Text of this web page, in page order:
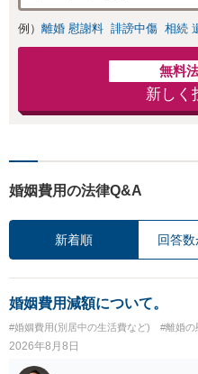
例） 離婚 慰謝料 誹謗中傷 相続
無料
新しく
婚姻費用の法律Q&A
新着順 回答
婚姻費用減額について。
#婚姻費用(別居中の生活費など) #離婚の
2026年8月8日